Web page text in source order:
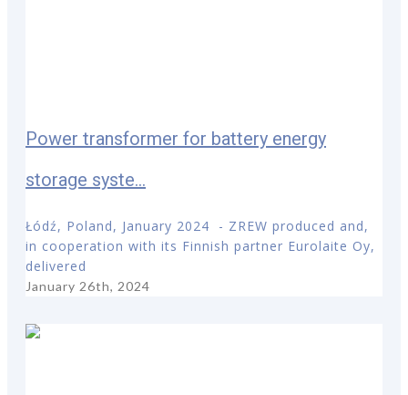
Power transformer for battery energy
storage syste...
Łódź, Poland, January 2024 - ZREW produced and,
in cooperation with its Finnish partner Eurolaite Oy,
delivered
January 26th, 2024